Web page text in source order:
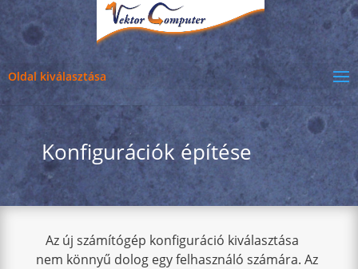
Oldal kiválasztása
Konfigurációk építése
Az új számítógép konfiguráció kiválasztása
nem könnyű dolog egy felhasználó számára. Az